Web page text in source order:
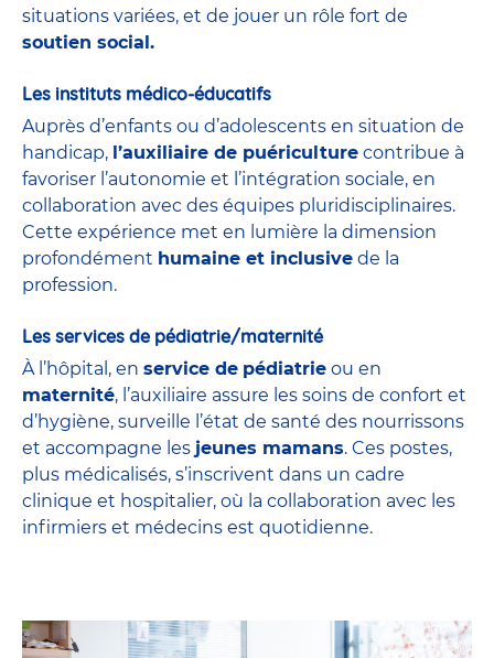
situations variées, et de jouer un rôle fort de
soutien social.
Les instituts médico-éducatifs
Auprès d’enfants ou d’adolescents en situation de
handicap, l’auxiliaire de puériculture contribue à
favoriser l’autonomie et l’intégration sociale, en
collaboration avec des équipes pluridisciplinaires.
Cette expérience met en lumière la dimension
profondément humaine et inclusive de la
profession.
Les services de pédiatrie/maternité
À l’hôpital, en service de pédiatrie ou en
maternité, l’auxiliaire assure les soins de confort et
d’hygiène, surveille l’état de santé des nourrissons
et accompagne les jeunes mamans. Ces postes,
plus médicalisés, s’inscrivent dans un cadre
clinique et hospitalier, où la collaboration avec les
infirmiers et médecins est quotidienne.